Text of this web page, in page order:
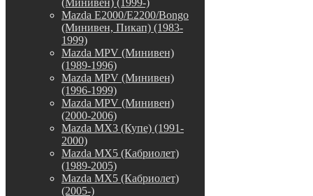
Mazda E2000/E2200/Bongo
(Минивен, Пикап) (1983-
1999)
Mazda MPV (Минивен)
(1989-1996)
Mazda MPV (Минивен)
(1996-1999)
Mazda MPV (Минивен)
(2000-2006)
Mazda MX3 (Купе) (1991-
2000)
Mazda MX5 (Кабриолет)
(1989-2005)
Mazda MX5 (Кабриолет)
(2005-)